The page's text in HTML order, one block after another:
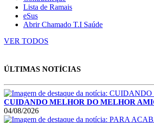
Lista de Ramais
eSus
Abrir Chamado T.I Saúde
VER TODOS
ÚLTIMAS NOTÍCIAS
CUIDANDO MELHOR DO MELHOR
04/08/2026